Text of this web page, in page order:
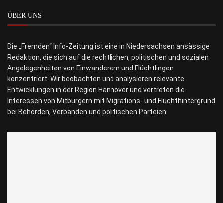
ÜBER UNS
Die „Fremden“ Info-Zeitung ist eine in Niedersachsen ansässige
Redaktion, die sich auf die rechtlichen, politischen und sozialen
Angelegenheiten von Einwanderern und Flüchtlingen
konzentriert. Wir beobachten und analysieren relevante
Entwicklungen in der Region Hannover und vertreten die
Interessen von Mitbürgern mit Migrations- und Fluchthintergrund
bei Behörden, Verbänden und politischen Parteien.